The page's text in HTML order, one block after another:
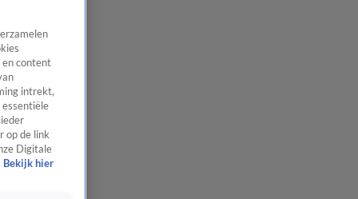
en content
intrekt,
op de link
Digitale
Bekijk hier